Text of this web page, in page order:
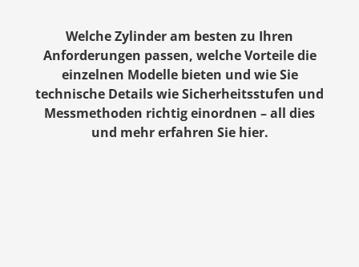
Welche Zylinder am besten zu Ihren
Anforderungen passen, welche Vorteile die
einzelnen Modelle bieten und wie Sie
technische Details wie Sicherheitsstufen und
Messmethoden richtig einordnen – all dies
und mehr erfahren Sie hier.